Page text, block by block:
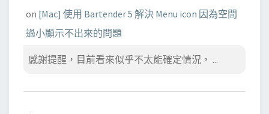
on [Mac] 使用 Bartender 5 解決 Menu icon 因為空間
過小顯示不出來的問題
感謝提醒，目前看來似乎不太能確定情況， ...